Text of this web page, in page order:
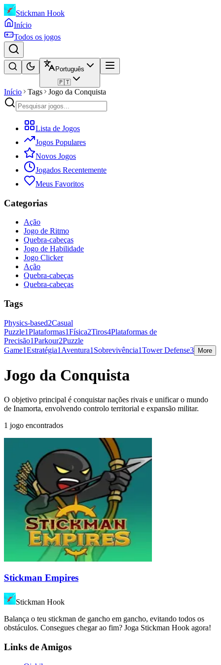
Stickman Hook
Início
Todos os jogos
Português
🇵🇹
Início Tags Jogo da Conquista
Lista de Jogos
Jogos Populares
Novos Jogos
Jogados Recentemente
Meus Favoritos
Categorias
Ação
Jogo de Ritmo
Quebra-cabeças
Jogo de Habilidade
Jogo Clicker
Ação
Quebra-cabeças
Quebra-cabeças
Tags
Physics-based2Casual
Puzzle1Plataformas1Física2Tiros4Plataformas de
Precisão1Parkour2Puzzle
Game1Estratégia1 Aventura1 Sobrevivência1Tower Defense3 More
Jogo da Conquista
O objetivo principal é conquistar nações rivais e unificar o mundo
de Inamorta, envolvendo controlo territorial e expansão militar.
1 jogo encontrados
Stickman Empires
Stickman Hook
Balança o teu stickman de gancho em gancho, evitando todos os
obstáculos. Consegues chegar ao fim? Joga Stickman Hook agora!
Links de Amigos